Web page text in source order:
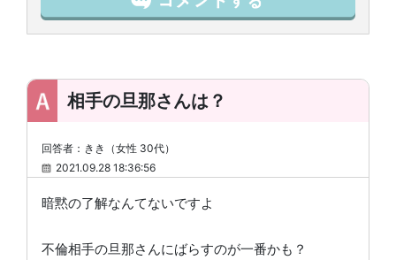
相手の旦那さんは？
回答者：きき（女性 30代）
2021.09.28 18:36:56
暗黙の了解なんてないですよ
不倫相手の旦那さんにばらすのが一番かも？